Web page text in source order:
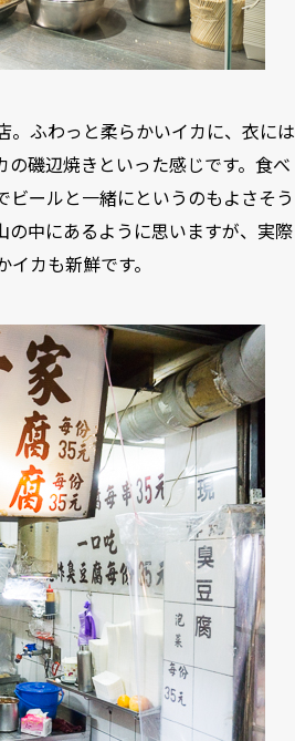
。ふわっと柔らかいイカに、衣には
の磯辺焼きといった感じです。食べ
ビールと一緒にというのもよさそう
の中にあるように思いますが、実際
カも新鮮です。